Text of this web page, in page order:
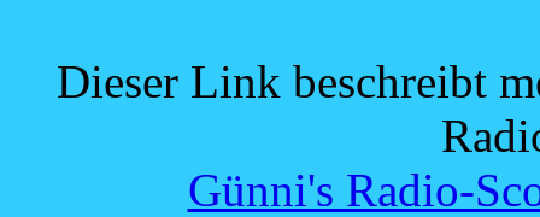
Dieser Link beschreibt
Günni's Radio-